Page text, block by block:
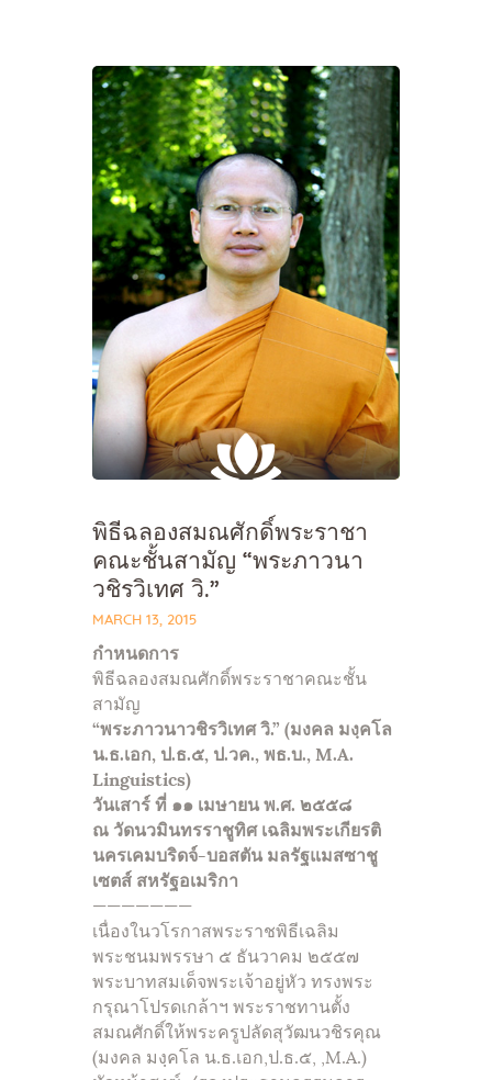
Home
About Us
Sunday School
Classes & Events
News
Meditation
Galleries
Contact Us
พิธีฉลองสมณศักดิ์พระราชา
คณะชั้นสามัญ “พระภาวนา
วชิรวิเทศ วิ.”
MARCH 13, 2015
กำหนดการ
พิธีฉลองสมณศักดิ์พระราชาคณะชั้น
สามัญ
“พระภาวนาวชิรวิเทศ วิ.” (มงคล มงฺคโล
น.ธ.เอก, ป.ธ.๕, ป.วค., พธ.บ., M.A.
Linguistics)
วันเสาร์ ที่ ๑๑ เมษายน พ.ศ. ๒๕๕๘
ณ วัดนวมินทรราชูทิศ เฉลิมพระเกียรติ
นครเคมบริดจ์-บอสตัน มลรัฐแมสซาชู
เซตส์ สหรัฐอเมริกา
———————
เนื่องในวโรกาสพระราชพิธีเฉลิม
พระชนมพรรษา ๕ ธันวาคม ๒๕๕๗
พระบาทสมเด็จพระเจ้าอยู่หัว ทรงพระ
กรุณาโปรดเกล้าฯ พระราชทานตั้ง
สมณศักดิ์ให้พระครูปลัดสุวัฒนวชิรคุณ
(มงคล มงฺคโล น.ธ.เอก,ป.ธ.๕, ,M.A.)